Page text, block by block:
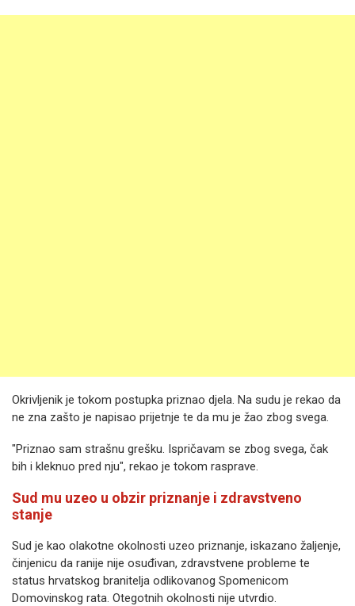
Okrivljenik je tokom postupka priznao djela. Na sudu je rekao da
ne zna zašto je napisao prijetnje te da mu je žao zbog svega.
"Priznao sam strašnu grešku. Ispričavam se zbog svega, čak
bih i kleknuo pred nju", rekao je tokom rasprave.
Sud mu uzeo u obzir priznanje i zdravstveno
stanje
Sud je kao olakotne okolnosti uzeo priznanje, iskazano žaljenje,
činjenicu da ranije nije osuđivan, zdravstvene probleme te
status hrvatskog branitelja odlikovanog Spomenicom
Domovinskog rata. Otegotnih okolnosti nije utvrdio.